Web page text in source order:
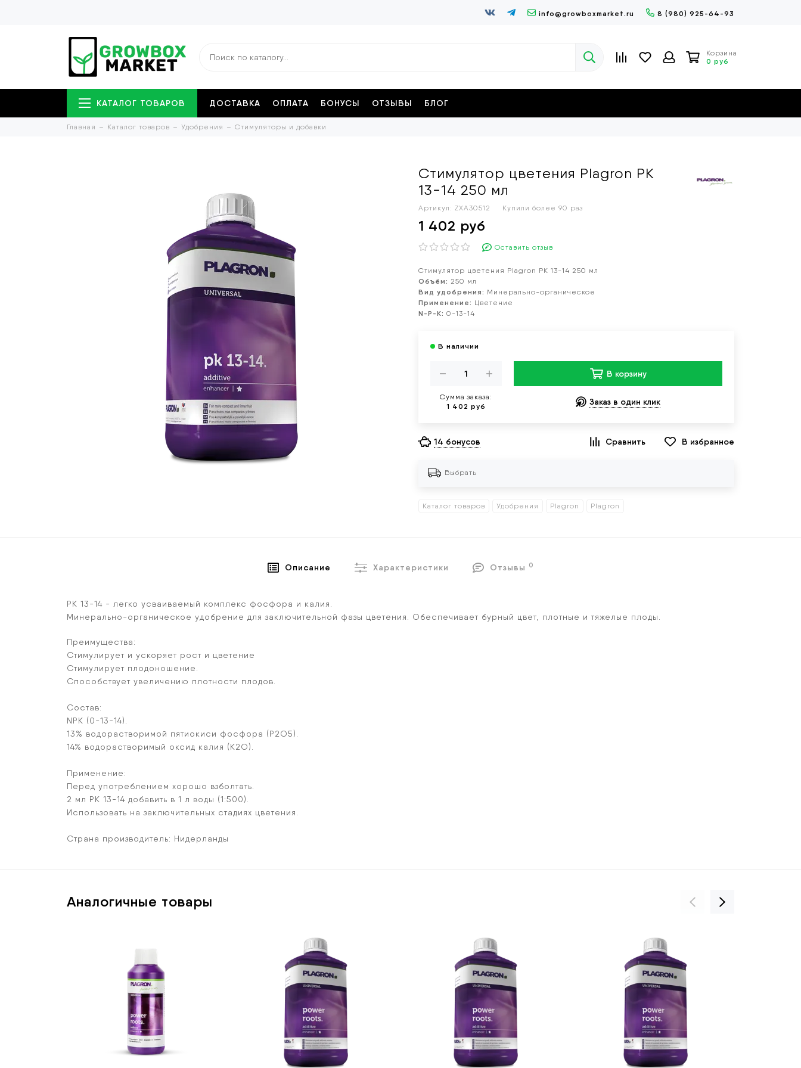
info@growboxmarket.ru 8 (980) 925-64-93
Корзина
0 руб
КАТАЛОГ ТОВАРОВ ДОСТАВКА ОПЛАТА БОНУСЫ ОТЗЫВЫ БЛОГ
Главная Каталог товаров Удобрения Стимуляторы и добавки
Стимулятор цветения Plagron PK
13-14 250 мл
Артикул: ZXA30512 Купили более 90 раз
1 402 руб
Оставить отзыв
Стимулятор цветения Plagron PK 13-14 250 мл
Объём: 250 мл
Вид удобрения: Минерально-органическое
Применение: Цветение
N-P-K: 0-13-14
Сумма заказа:
1 402 руб
В корзину
Заказ в один клик
14 бонусов В избранное
Выбрать
Каталог товаров Удобрения Plagron Plagron
Описание Характеристики Отзывы 0
PK 13-14 - легко усваиваемый комплекс фосфора и калия.
Минерально-органическое удобрение для заключительной фазы цветения. Обеспечивает бурный цвет, плотные и тяжелые плоды.
Преимущества:
Стимулирует и ускоряет рост и цветение
Стимулирует плодоношение.
Способствует увеличению плотности плодов.
Состав:
NPK (0-13-14).
13% водорастворимой пятиокиси фосфора (P2O5).
14% водорастворимый оксид калия (K2O).
Применение:
Перед употреблением хорошо взболтать.
2 мл РК 13-14 добавить в 1 л воды (1:500).
Использовать на заключительных стадиях цветения.
Страна производитель: Нидерланды
Аналогичные товары